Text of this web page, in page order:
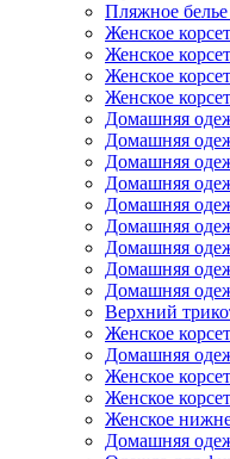
Пляжное
Женское
Женское
Женское
Женское
Домашняя
Домашняя
Домашняя
Домашняя
Домашняя
Домашняя
Домашняя
Домашняя
Домашняя
Верхний
Женское
Домашняя
Женское
Женское
Женское
Домашняя